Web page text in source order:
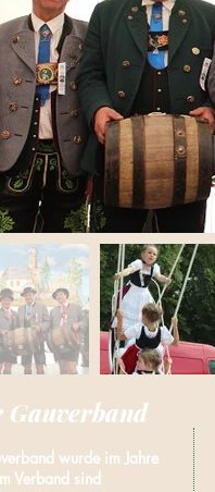
wurde im Jahre
Verband sind